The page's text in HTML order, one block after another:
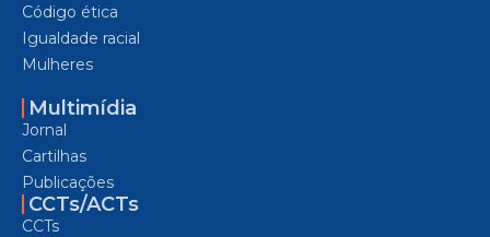
Código ética
Igualdade racial
Mulheres
Multimídia
Jornal
Cartilhas
Publicações
CCTs/ACTs
CCTs